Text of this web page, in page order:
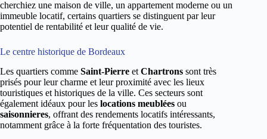
cherchiez une maison de ville, un appartement moderne ou un
immeuble locatif, certains quartiers se distinguent par leur
potentiel de rentabilité et leur qualité de vie.
Le centre historique de Bordeaux
Les quartiers comme Saint-Pierre et Chartrons sont très
prisés pour leur charme et leur proximité avec les lieux
touristiques et historiques de la ville. Ces secteurs sont
également idéaux pour les locations meublées ou
saisonnieres, offrant des rendements locatifs intéressants,
notamment grâce à la forte fréquentation des touristes.